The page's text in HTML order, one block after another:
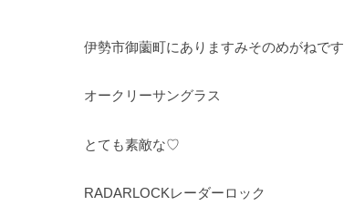
伊勢市御薗町にありますみそのめがねです
オークリーサングラス
とても素敵な♡
RADARLOCKレーダーロック